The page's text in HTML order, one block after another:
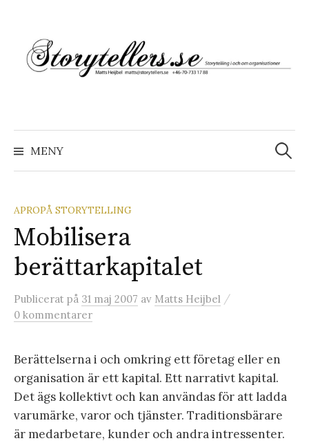
innehåll
MENY
Sök
efter:
APROPÅ STORYTELLING
Mobilisera
berättarkapitalet
Publicerat på 31 maj 2007 av Matts Heijbel /
0 kommentarer
Berättelserna i och omkring ett företag eller en
organisation är ett kapital. Ett narrativt kapital.
Det ägs kollektivt och kan användas för att ladda
varumärke, varor och tjänster. Traditionsbärare
är medarbetare, kunder och andra intressenter.